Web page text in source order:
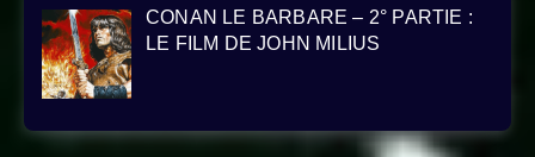
CONAN LE BARBARE – 2° PARTIE :
LE FILM DE JOHN MILIUS